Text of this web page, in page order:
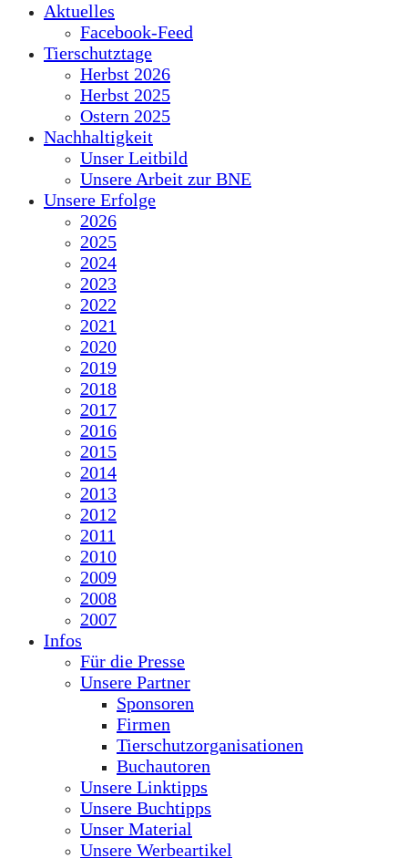
Aktuelles
Facebook-Feed
Tierschutztage
Herbst 2026
Herbst 2025
Ostern 2025
Nachhaltigkeit
Unser Leitbild
Unsere Arbeit zur BNE
Unsere Erfolge
2026
2025
2024
2023
2022
2021
2020
2019
2018
2017
2016
2015
2014
2013
2012
2011
2010
2009
2008
2007
Infos
Für die Presse
Unsere Partner
Sponsoren
Firmen
Tierschutzorganisationen
Buchautoren
Unsere Linktipps
Unsere Buchtipps
Unser Material
Unsere Werbeartikel